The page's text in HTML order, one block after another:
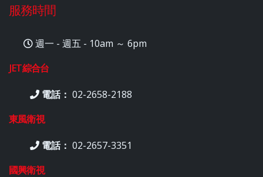
服務時間
週一 - 週五 - 10am ～ 6pm
JET綜合台
電話： 02-2658-2188
東風衛視
電話： 02-2657-3351
國興衛視